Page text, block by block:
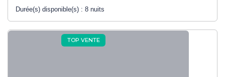
Durée(s) disponible(s) : 8 nuits
TOP VENTE